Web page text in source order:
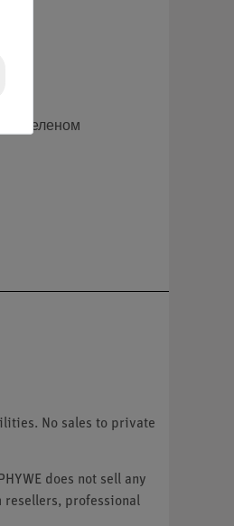
На зеленом
No sales to private
does not sell any
resellers, professional